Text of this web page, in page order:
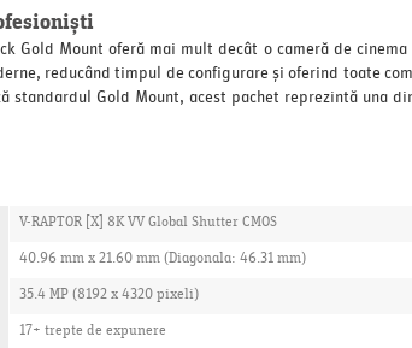
Gold Mount oferă mai mult decât o cameră de
reducând timpul de configurare și oferind toate
standardul Gold Mount, acest pachet reprezintă una
V-RAPTOR [X] 8K VV Global Shutter CMOS
40.96 mm x 21.60 mm (Diagonala: 46.31 mm)
35.4 MP (8192 x 4320 pixeli)
17+ trepte de expunere